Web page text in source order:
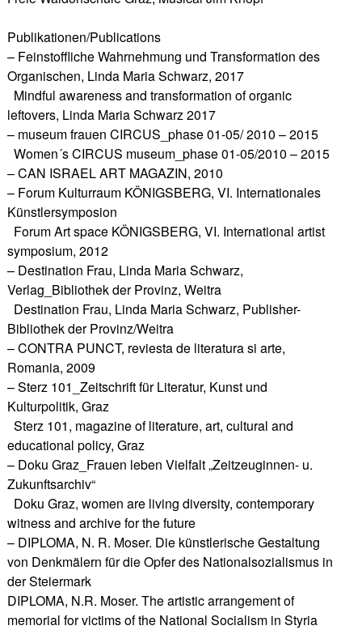
Publikationen/Publications
– Feinstoffliche Wahrnehmung und Transformation des
Organischen, Linda Maria Schwarz, 2017
Mindful awareness and transformation of organic
leftovers, Linda Maria Schwarz 2017
– museum frauen CIRCUS_phase 01-05/ 2010 – 2015
Women´s CIRCUS museum_phase 01-05/2010 – 2015
– CAN ISRAEL ART MAGAZIN, 2010
– Forum Kulturraum KÖNIGSBERG, VI. Internationales
Künstlersymposion
Forum Art space KÖNIGSBERG, VI. International artist
symposium, 2012
– Destination Frau, Linda Maria Schwarz,
Verlag_Bibliothek der Provinz, Weitra
Destination Frau, Linda Maria Schwarz, Publisher-
Bibliothek der Provinz/Weitra
– CONTRA PUNCT, reviesta de literatura si arte,
Romania, 2009
– Sterz 101_Zeitschrift für Literatur, Kunst und
Kulturpolitik, Graz
Sterz 101, magazine of literature, art, cultural and
educational policy, Graz
– Doku Graz_Frauen leben Vielfalt „Zeitzeuginnen- u.
Zukunftsarchiv“
Doku Graz, women are living diversity, contemporary
witness and archive for the future
– DIPLOMA, N. R. Moser. Die künstlerische Gestaltung
von Denkmälern für die Opfer des Nationalsozialismus in
der Steiermark
DIPLOMA, N.R. Moser. The artistic arrangement of
memorial for victims of the National Socialism in Styria